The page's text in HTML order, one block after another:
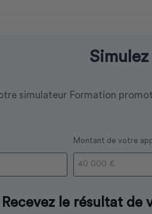
simulateur Formation
Montant de votre
Recevez le résultat